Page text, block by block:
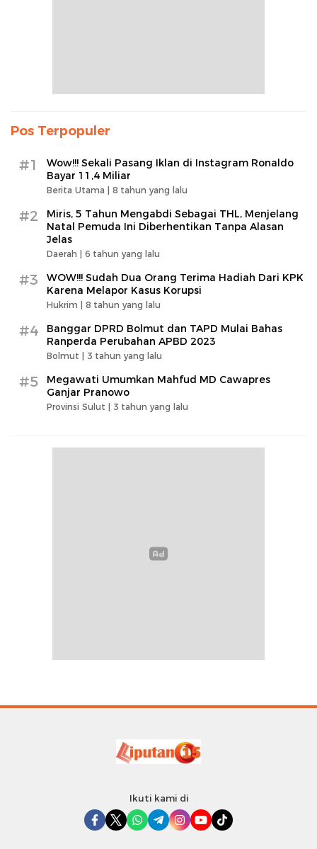
Pos Terpopuler
#1
Wow!!! Sekali Pasang Iklan di Instagram Ronaldo
Bayar 11,4 Miliar
Berita Utama | 8 tahun yang lalu
#2
Miris, 5 Tahun Mengabdi Sebagai THL, Menjelang
Natal Pemuda Ini Diberhentikan Tanpa Alasan
Jelas
Daerah | 6 tahun yang lalu
#3
WOW!!! Sudah Dua Orang Terima Hadiah Dari KPK
Karena Melapor Kasus Korupsi
Hukrim | 8 tahun yang lalu
#4
Banggar DPRD Bolmut dan TAPD Mulai Bahas
Ranperda Perubahan APBD 2023
Bolmut | 3 tahun yang lalu
#5
Megawati Umumkan Mahfud MD Cawapres
Ganjar Pranowo
Provinsi Sulut | 3 tahun yang lalu
Ikuti kami di